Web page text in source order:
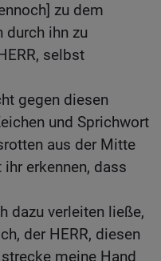
zu dem
ihn zu
selbst
gegen diesen
und Sprichwort
aus der Mitte
erkennen, dass
dazu verleiten ließe,
der HERR, diesen
meine Hand